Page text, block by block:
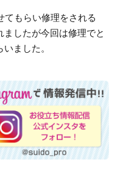
てもらい修理をされる
したが今回は修理でと
ました。